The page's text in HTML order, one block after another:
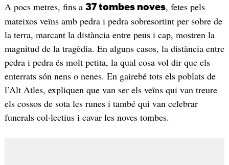
A pocs metres, fins a 37 tombes noves, fetes pels
mateixos veïns amb pedra i pedra sobresortint per sobre de
la terra, marcant la distància entre peus i cap, mostren la
magnitud de la tragèdia. En alguns casos, la distància entre
pedra i pedra és molt petita, la qual cosa vol dir que els
enterrats són nens o nenes. En gairebé tots els poblats de
l’Alt Atles, expliquen que van ser els veïns qui van treure
els cossos de sota les runes i també qui van celebrar
funerals col·lectius i cavar les noves tombes.